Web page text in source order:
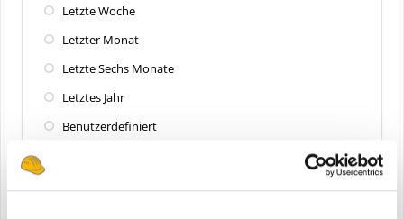
Letzte Woche
Letzter Monat
Letzte Sechs Monate
Letztes Jahr
Benutzerdefiniert
Zuletzt aktualisiert